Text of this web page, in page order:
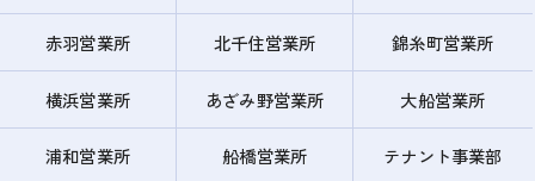
赤羽営業所 北千住営業所 錦糸町営業所
横浜営業所 あざみ野営業所 大船営業所
浦和営業所 船橋営業所 テナント事業部